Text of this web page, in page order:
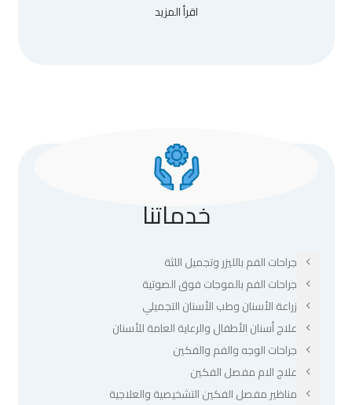
اقرأ المزيد
خدماتنا
جراحات الفم بالليزر وتجميل اللثة
جراحات الفم بالموجات فوق الصوتية
زراعة الأسنان وطب الأسنان التجميلي
علاج أسنان الأطفال والرعاية العامة للأسنان
جراحات الوجه والفم والفكين
علاج الام مفصل الفكين
مناظير مفصل الفكين التشخيصية والعلاجية